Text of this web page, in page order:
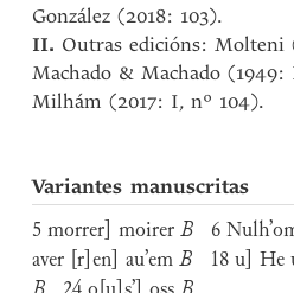
González (2018: 103).
II. Outras edicións: Molteni
Machado & Machado (1949:
Milhám (2017: I, nº 104).
Variantes manuscritas
5 morrer] moirerB 6
aver [r]en] au’emB 18 u] He